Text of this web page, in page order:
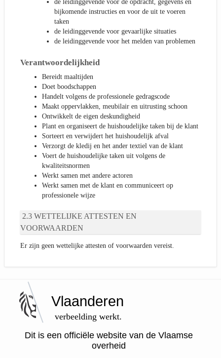
de leidinggevende voor de opdracht, gegevens en
bijkomende instructies en voor de uit te voeren
taken
de leidinggevende voor gevaarlijke situaties
de leidinggevende voor het melden van problemen
Verantwoordelijkheid
Bereidt maaltijden
Doet boodschappen
Handelt volgens de professionele gedragscode
Maakt oppervlakken, meubilair en uitrusting schoon
Ontwikkelt de eigen deskundigheid
Plant en organiseert de huishoudelijke taken bij de klant
Sorteert en verwijdert het huishoudelijk afval
Verzorgt de kledij en het ander textiel van de klant
Voert de huishoudelijke taken uit volgens de
kwaliteitsnormen
Werkt samen met andere actoren
Werkt samen met de klant en communiceert op
professionele wijze
WETTELIJKE ATTESTEN EN
VOORWAARDEN
Er zijn geen wettelijke attesten of voorwaarden vereist.
Vlaanderen
verbeelding werkt.
Dit is een officiële website van de Vlaamse
overheid